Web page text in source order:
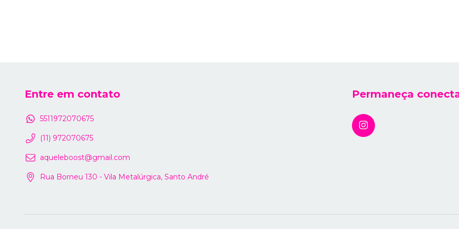
Entre em contato
5511972070675
(11) 972070675
aqueleboost@gmail.com
Rua Borneu 130 - Vila Metalúrgica, Santo André
Permaneça